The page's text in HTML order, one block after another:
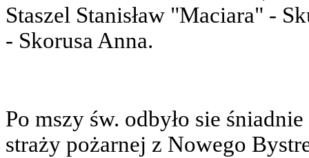
Staszel Stanisław "Maciara" -
- Skorusa Anna.
Po mszy św. odbyło sie
straży pożarnej z Nowego